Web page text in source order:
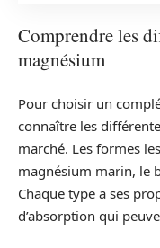
Comprendre les
magnésium
Pour choisir un
connaître les
marché. Les formes
magnésium marin, le
Chaque type a ses
d’absorption qui